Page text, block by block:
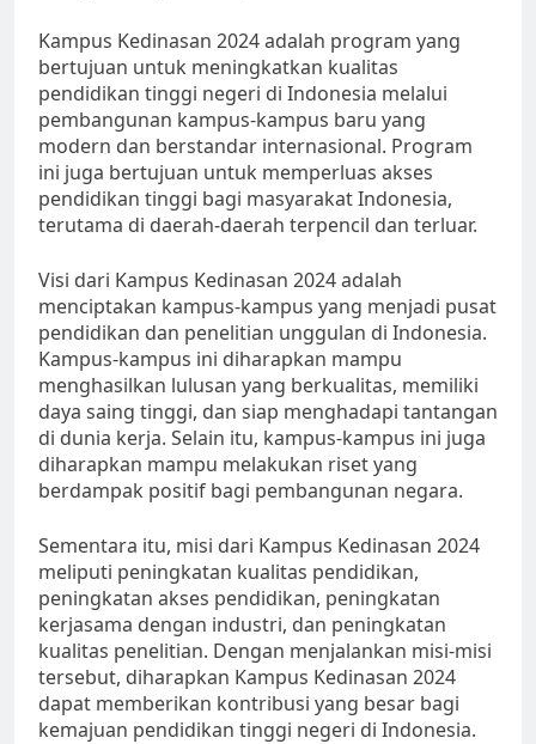
Kampus Kedinasan 2024 adalah program yang
bertujuan untuk meningkatkan kualitas
pendidikan tinggi negeri di Indonesia melalui
pembangunan kampus-kampus baru yang
modern dan berstandar internasional. Program
ini juga bertujuan untuk memperluas akses
pendidikan tinggi bagi masyarakat Indonesia,
terutama di daerah-daerah terpencil dan terluar.
Visi dari Kampus Kedinasan 2024 adalah
menciptakan kampus-kampus yang menjadi pusat
pendidikan dan penelitian unggulan di Indonesia.
Kampus-kampus ini diharapkan mampu
menghasilkan lulusan yang berkualitas, memiliki
daya saing tinggi, dan siap menghadapi tantangan
di dunia kerja. Selain itu, kampus-kampus ini juga
diharapkan mampu melakukan riset yang
berdampak positif bagi pembangunan negara.
Sementara itu, misi dari Kampus Kedinasan 2024
meliputi peningkatan kualitas pendidikan,
peningkatan akses pendidikan, peningkatan
kerjasama dengan industri, dan peningkatan
kualitas penelitian. Dengan menjalankan misi-misi
tersebut, diharapkan Kampus Kedinasan 2024
dapat memberikan kontribusi yang besar bagi
kemajuan pendidikan tinggi negeri di Indonesia.